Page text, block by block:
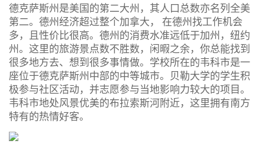
德克萨斯州是美国的第二大州，其人口总数亦名列全美
第二。德州经济超过整个加拿大， 在德州找工作机会
多，且性价比很高。德州的消费水准远低于加州，纽约
州。这里的旅游景点数不胜数，闲暇之余，你总能找到
很多地方去、想到很多事情做。学校所在的韦科市是一
座位于德克萨斯州中部的中等城市。贝勒大学的学生积
极参与社区活动，并志愿参与当地影响力较大的项目。
韦科市地处风景优美的布拉索斯河附近，这里拥有南方
特有的热情好客。